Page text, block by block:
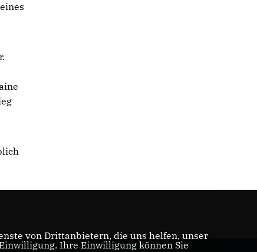
von Drittanbietern, die uns helfen, unser
Ihre Einwilligung können Sie